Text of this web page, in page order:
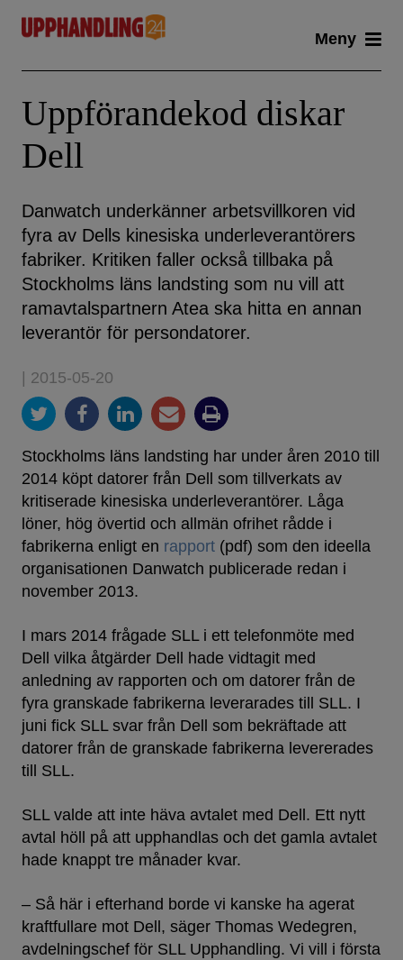
content
Meny
Uppförandekod diskar
Dell
Danwatch underkänner arbetsvillkoren vid
fyra av Dells kinesiska underleverantörers
fabriker. Kritiken faller också tillbaka på
Stockholms läns landsting som nu vill att
ramavtalspartnern Atea ska hitta en annan
leverantör för persondatorer.
| 2015-05-20
Stockholms läns landsting har under åren 2010 till
2014 köpt datorer från Dell som tillverkats av
kritiserade kinesiska underleverantörer. Låga
löner, hög övertid och allmän ofrihet rådde i
fabrikerna enligt en rapport (pdf) som den ideella
organisationen Danwatch publicerade redan i
november 2013.
I mars 2014 frågade SLL i ett telefonmöte med
Dell vilka åtgärder Dell hade vidtagit med
anledning av rapporten och om datorer från de
fyra granskade fabrikerna leverarades till SLL. I
juni fick SLL svar från Dell som bekräftade att
datorer från de granskade fabrikerna levererades
till SLL.
SLL valde att inte häva avtalet med Dell. Ett nytt
avtal höll på att upphandlas och det gamla avtalet
hade knappt tre månader kvar.
– Så här i efterhand borde vi kanske ha agerat
kraftfullare mot Dell, säger Thomas Wedegren,
avdelningschef för SLL Upphandling. Vi vill i första